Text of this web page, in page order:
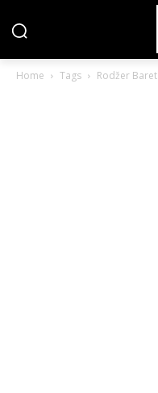
Home Tags Rodžer Baret